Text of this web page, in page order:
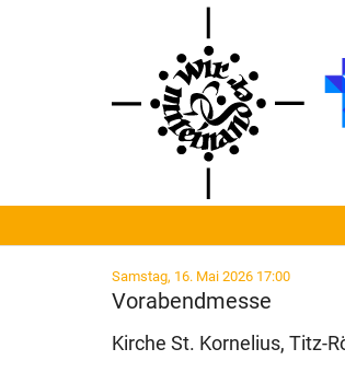
Samstag, 16. Mai 2026 17:00:
Vorabendmesse
Kirche St. Kornelius, Titz-